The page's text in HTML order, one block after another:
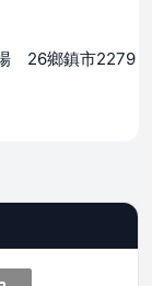
26鄉鎮市2279